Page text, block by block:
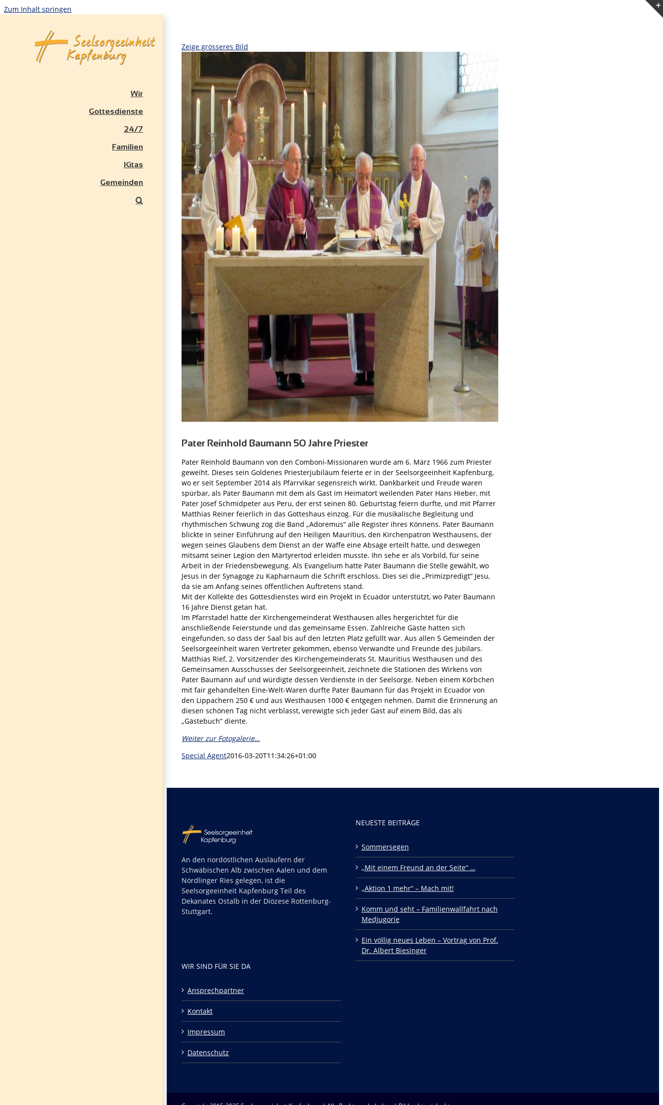
Zum Inhalt springen
Wir
Gottesdienste
24/7
Familien
Kitas
Gemeinden
Zeige grösseres Bild
Pater Reinhold Baumann 50 Jahre Priester
Pater Reinhold Baumann von den Comboni-Missionaren wurde am 6. März 1966 zum Priester
geweiht. Dieses sein Goldenes Priesterjubiläum feierte er in der Seelsorgeeinheit Kapfenburg,
wo er seit September 2014 als Pfarrvikar segensreich wirkt. Dankbarkeit und Freude waren
spürbar, als Pater Baumann mit dem als Gast im Heimatort weilenden Pater Hans Hieber, mit
Pater Josef Schmidpeter aus Peru, der erst seinen 80. Geburtstag feiern durfte, und mit Pfarrer
Matthias Reiner feierlich in das Gotteshaus einzog. Für die musikalische Begleitung und
rhythmischen Schwung zog die Band „Adoremus“ alle Register ihres Könnens. Pater Baumann
blickte in seiner Einführung auf den Heiligen Mauritius, den Kirchenpatron Westhausens, der
wegen seines Glaubens dem Dienst an der Waffe eine Absage erteilt hatte, und deswegen
mitsamt seiner Legion den Märtyrertod erleiden musste. Ihn sehe er als Vorbild, für seine
Arbeit in der Friedensbewegung. Als Evangelium hatte Pater Baumann die Stelle gewählt, wo
Jesus in der Synagoge zu Kapharnaum die Schrift erschloss. Dies sei die „Primizpredigt“ Jesu,
da sie am Anfang seines öffentlichen Auftretens stand.
Mit der Kollekte des Gottesdienstes wird ein Projekt in Ecuador unterstützt, wo Pater Baumann
16 Jahre Dienst getan hat.
Im Pfarrstadel hatte der Kirchengemeinderat Westhausen alles hergerichtet für die
anschließende Feierstunde und das gemeinsame Essen. Zahlreiche Gäste hatten sich
eingefunden, so dass der Saal bis auf den letzten Platz gefüllt war. Aus allen 5 Gemeinden der
Seelsorgeeinheit waren Vertreter gekommen, ebenso Verwandte und Freunde des Jubilars.
Matthias Rief, 2. Vorsitzender des Kirchengemeinderats St. Mauritius Westhausen und des
Gemeinsamen Ausschusses der Seelsorgeeinheit, zeichnete die Stationen des Wirkens von
Pater Baumann auf und würdigte dessen Verdienste in der Seelsorge. Neben einem Körbchen
mit fair gehandelten Eine-Welt-Waren durfte Pater Baumann für das Projekt in Ecuador von
den Lippachern 250 € und aus Westhausen 1000 € entgegen nehmen. Damit die Erinnerung an
diesen schönen Tag nicht verblasst, verewigte sich jeder Gast auf einem Bild, das als
„Gästebuch“ diente.
Weiter zur Fotogalerie…
Special Agent2016-03-20T11:34:26+01:00
An den nordöstlichen Ausläufern der
Schwäbischen Alb zwischen Aalen und dem
Nördlinger Ries gelegen, ist die
Seelsorgeeinheit Kapfenburg Teil des
Dekanates Ostalb in der Diözese Rottenburg-
Stuttgart.
NEUESTE BEITRÄGE
Sommersegen
„Mit einem Freund an der Seite“ …
„Aktion 1 mehr“ – Mach mit!
Komm und seht – Familienwallfahrt nach
Medjugorie
Ein völlig neues Leben – Vortrag von Prof.
Dr. Albert Biesinger
WIR SIND FÜR SIE DA
Ansprechpartner
Kontakt
Impressum
Datenschutz